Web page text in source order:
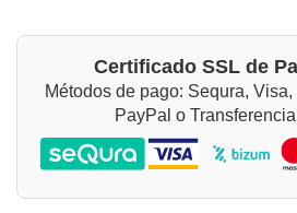
Certificado SSL de
Métodos de pago: Sequra,
PayPal o